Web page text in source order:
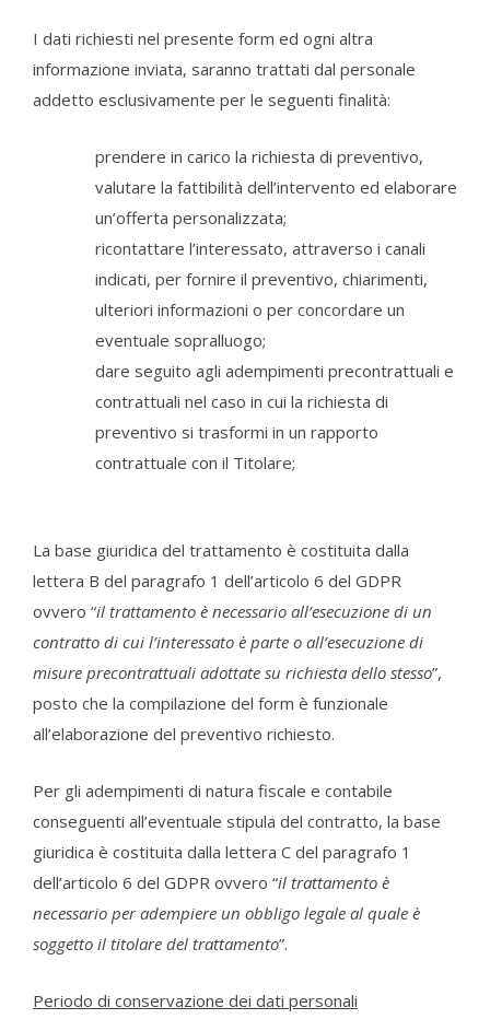
I dati richiesti nel presente form ed ogni altra
informazione inviata, saranno trattati dal personale
addetto esclusivamente per le seguenti finalità:
prendere in carico la richiesta di preventivo,
valutare la fattibilità dell’intervento ed elaborare
un’offerta personalizzata;
ricontattare l’interessato, attraverso i canali
indicati, per fornire il preventivo, chiarimenti,
ulteriori informazioni o per concordare un
eventuale sopralluogo;
dare seguito agli adempimenti precontrattuali e
contrattuali nel caso in cui la richiesta di
preventivo si trasformi in un rapporto
contrattuale con il Titolare;
La base giuridica del trattamento è costituita dalla
lettera B del paragrafo 1 dell’articolo 6 del GDPR
ovvero “il trattamento è necessario all’esecuzione di un
contratto di cui l’interessato è parte o all’esecuzione di
misure precontrattuali adottate su richiesta dello stesso”,
posto che la compilazione del form è funzionale
all’elaborazione del preventivo richiesto.
Per gli adempimenti di natura fiscale e contabile
conseguenti all’eventuale stipula del contratto, la base
giuridica è costituita dalla lettera C del paragrafo 1
dell’articolo 6 del GDPR ovvero “il trattamento è
necessario per adempiere un obbligo legale al quale è
soggetto il titolare del trattamento”.
Periodo di conservazione dei dati personali